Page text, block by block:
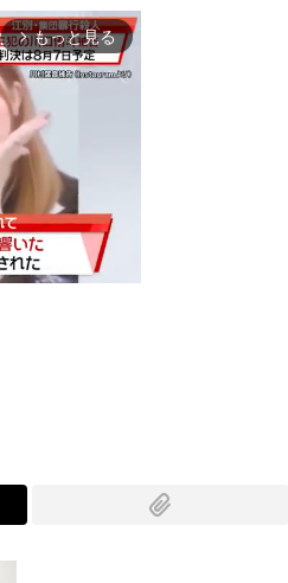
arrow_forward_ios もっと見る